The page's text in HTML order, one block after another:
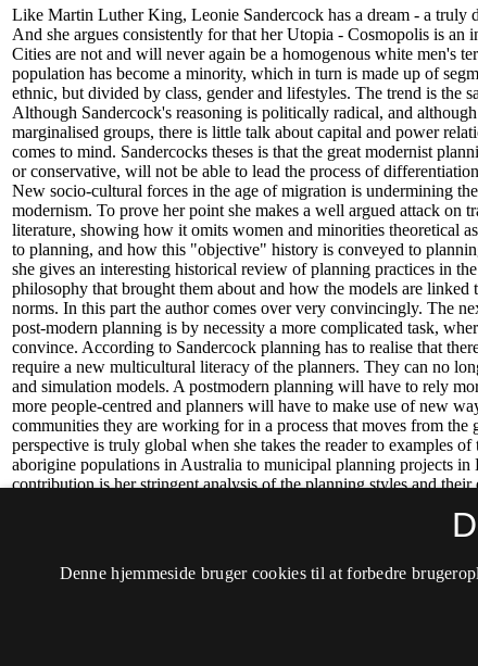
Denne hjemmeside bruger cookies til at forbedre